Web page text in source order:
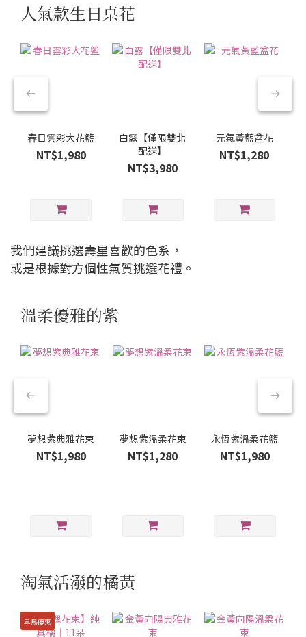
人氣款生日桌花
春日雲彩大花籃
NT$1,980
白露【僅限雙北
配送】
NT$3,980
元氣黃藍盆花
NT$1,280
我們建議挑選壽星喜歡的色系，
或是根據對方個性氣質挑選花禮。
溫柔優雅的紫
夢想紫典雅花束
NT$1,980
夢想紫溫柔花束
NT$1,280
永恆紫溫柔花籃
NT$1,980
淘氣活潑的橘黃
早鳥優惠